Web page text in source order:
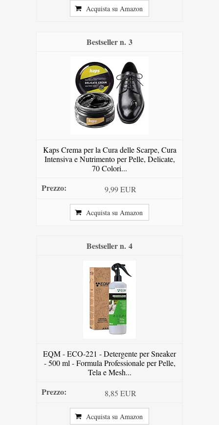
Acquista su Amazon
3
Kaps Crema per la Cura delle Scarpe, Cura
Intensiva e Nutrimento per Pelle, Delicate,
70 Colori...
9,99 EUR
Acquista su Amazon
4
EQM - ECO-221 - Detergente per Sneaker
- 500 ml - Formula Professionale per Pelle,
Tela e Mesh...
8,85 EUR
Acquista su Amazon